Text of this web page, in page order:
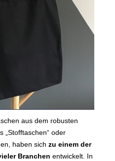
aus dem robusten
„Stofftaschen“ oder
haben sich zu einem der
Branchen entwickelt. In